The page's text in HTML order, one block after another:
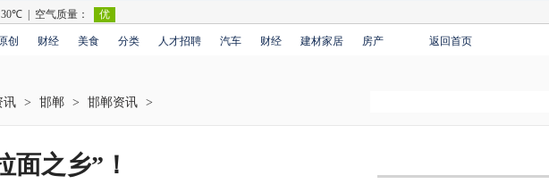
创 财经 美食 分类 人才招聘 汽车 财经 建材家居 房产 返回首页
讯 > 邯郸 > 邯郸资讯 >
面之乡”！